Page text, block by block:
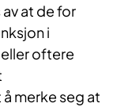
at de for
i
oftere
merke seg at